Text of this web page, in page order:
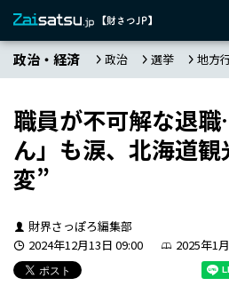
政治・経済 政治 選挙 地方
職員が不可解な退
ん」も涙、北海道
変”
財界さっぽろ編集部
2024年12月13日 09:00
2025年1